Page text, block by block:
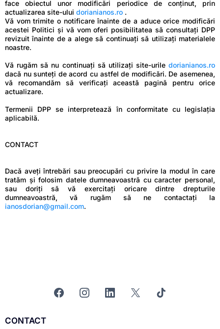
face obiectul unor modificări periodice de conținut, prin
actualizarea site-ului dorianianos.ro .
Vă vom trimite o notificare înainte de a aduce orice modificări
acestei Politici și vă vom oferi posibilitatea să consultați DPP
revizuit înainte de a alege să continuați să utilizați materialele
noastre.
Vă rugăm să nu continuați să utilizați site-urile dorianianos.ro
dacă nu sunteți de acord cu astfel de modificări. De asemenea,
vă recomandăm să verificați această pagină pentru orice
actualizare.
Termenii DPP se interpretează în conformitate cu legislația
aplicabilă.
CONTACT
Dacă aveți întrebări sau preocupări cu privire la modul în care
tratăm și folosim datele dumneavoastră cu caracter personal,
sau doriți să vă exercitați oricare dintre drepturile
dumneavoastră, vă rugăm să ne contactați la
ianosdorian@gmail.com.
CONTACT